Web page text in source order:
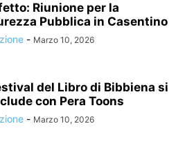
Riunione per la
Pubblica in Casentino
- Marzo 10, 2026
del Libro di Bibbiena si
con Pera Toons
- Marzo 10, 2026